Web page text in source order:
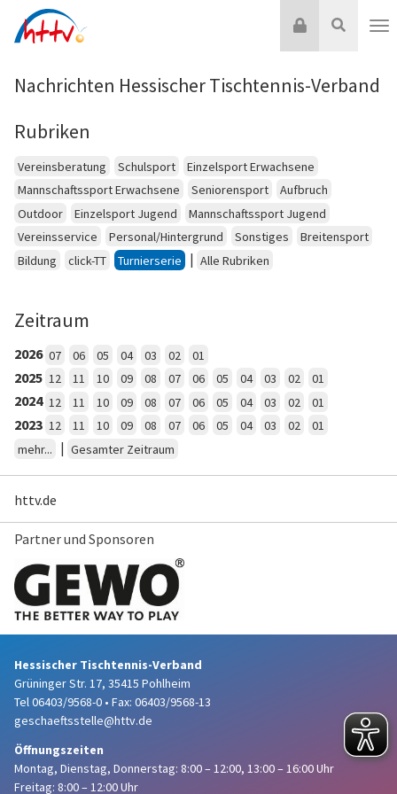
Inhalt
Suche
Login
Nachrichten Hessischer Tischtennis-Verband
Rubriken
Vereinsberatung Schulsport
Einzelsport Erwachsene
Mannschaftssport Erwachsene
Seniorensport
Aufbruch
Outdoor
Einzelsport Jugend
Mannschaftssport Jugend
Vereinsservice
Personal/Hintergrund Sonstiges
Breitensport
Bildung
click-TT Turnierserie | Alle Rubriken
Zeitraum
2026 07 06 05 04 03 02 01
2025 12 11 10 09 08 07 06 05 04 03 02 01
2024 12 11 10 09 08 07 06 05 04 03 02 01
2023 12 11 10 09 08 07 06 05 04 03 02
01
mehr...
| Gesamter Zeitraum
httv.de
Partner und Sponsoren
Hessischer Tischtennis-Verband
Grüninger Str. 17, 35415 Pohlheim
Tel 06403/9568-0 • Fax: 06403/9568-13
geschaeftsstelle@httv.de
Öffnungszeiten
Montag, Dienstag, Donnerstag: 8:00 – 12:00, 13:00 – 16:00 Uhr
Freitag: 8:00 – 12:00 Uhr